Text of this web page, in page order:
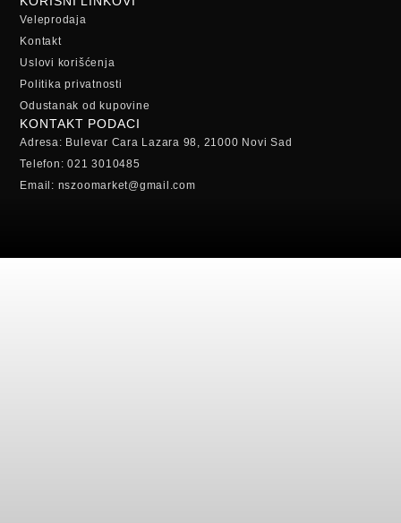
Veleprodaja
Kontakt
Uslovi korišćenja
Politika privatnosti
Odustanak od kupovine
KONTAKT PODACI
Adresa: Bulevar Cara Lazara 98, 21000 Novi Sad
Telefon: 021 3010485
Email: nszoomarket@gmail.com